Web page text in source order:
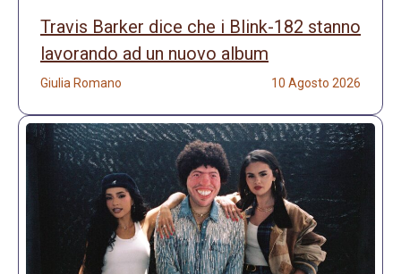
Travis Barker dice che i Blink-182 stanno
lavorando ad un nuovo album
Giulia Romano 10 Agosto 2026